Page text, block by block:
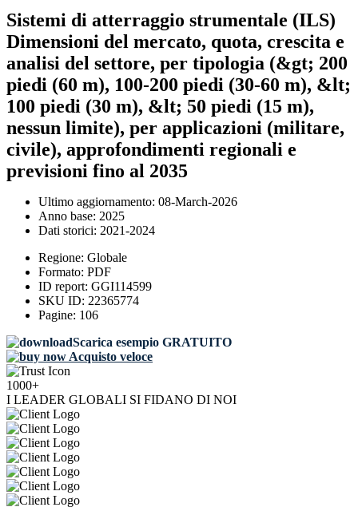
Sistemi di atterraggio strumentale (ILS)
Dimensioni del mercato, quota, crescita e
analisi del settore, per tipologia (&gt; 200
piedi (60 m), 100-200 piedi (30-60 m), &lt;
100 piedi (30 m), &lt; 50 piedi (15 m),
nessun limite), per applicazioni (militare,
civile), approfondimenti regionali e
previsioni fino al 2035
Ultimo aggiornamento: 08-March-2026
Anno base: 2025
Dati storici: 2021-2024
Regione: Globale
Formato: PDF
ID report: GGI114599
SKU ID: 22365774
Pagine: 106
Scarica esempio GRATUITO
Acquisto veloce
1000+
I LEADER GLOBALI SI FIDANO DI NOI